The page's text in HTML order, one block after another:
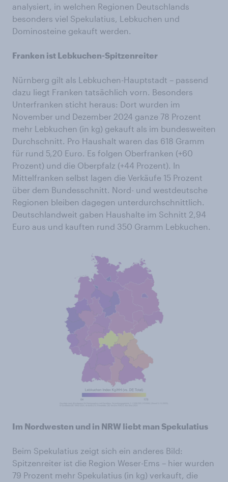
analysiert, in welchen Regionen Deutschlands
besonders viel Spekulatius, Lebkuchen und
Dominosteine gekauft werden.
Franken ist Lebkuchen-Spitzenreiter
Nürnberg gilt als Lebkuchen-Hauptstadt – passend
dazu liegt Franken tatsächlich vorn. Besonders
Unterfranken sticht heraus: Dort wurden im
November und Dezember 2024 ganze 78 Prozent
mehr Lebkuchen (in kg) gekauft als im bundesweiten
Durchschnitt. Pro Haushalt waren das 618 Gramm
für rund 5,20 Euro. Es folgen Oberfranken (+60
Prozent) und die Oberpfalz (+44 Prozent). In
Mittelfranken selbst lagen die Verkäufe 15 Prozent
über dem Bundesschnitt. Nord- und westdeutsche
Regionen bleiben dagegen unterdurchschnittlich.
Deutschlandweit gaben Haushalte im Schnitt 2,94
Euro aus und kauften rund 350 Gramm Lebkuchen.
Im Nordwesten und in NRW liebt man Spekulatius
Beim Spekulatius zeigt sich ein anderes Bild:
Spitzenreiter ist die Region Weser-Ems – hier wurden
79 Prozent mehr Spekulatius (in kg) verkauft, die